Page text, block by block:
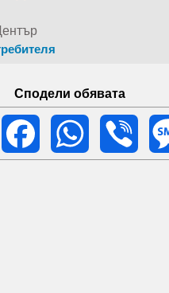
Сподели обявата
Facebook WhatsApp Viber